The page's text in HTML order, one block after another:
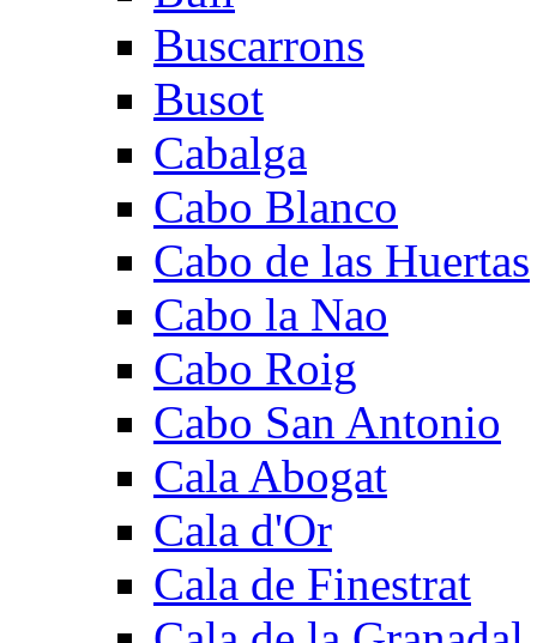
Buscarrons
Busot
Cabalga
Cabo Blanco
Cabo de las Huertas
Cabo la Nao
Cabo Roig
Cabo San Antonio
Cala Abogat
Cala d'Or
Cala de Finestrat